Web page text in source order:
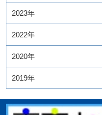
2023年
2022年
2020年
2019年